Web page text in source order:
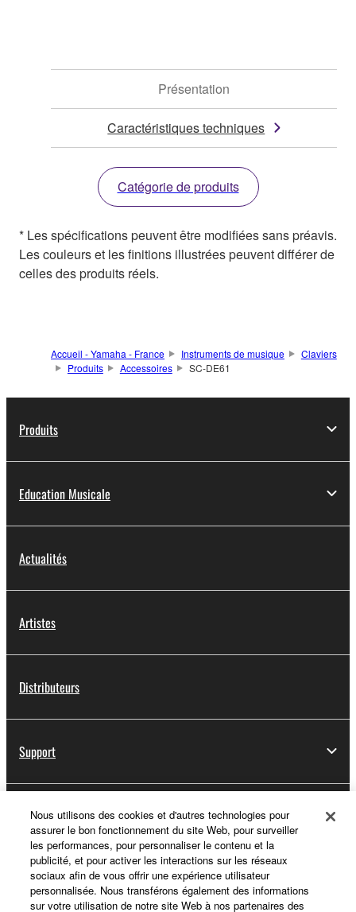
Présentation
Caractéristiques techniques
Catégorie de produits
* Les spécifications peuvent être modifiées sans préavis.
Les couleurs et les finitions illustrées peuvent différer de
celles des produits réels.
Accueil - Yamaha - France Instruments de musique
Claviers
Produits
Accessoires SC-DE61
Produits
Education Musicale
Actualités
Artistes
Distributeurs
Support
Yamaha Music ID - Enregistrement
A propos de Yamaha
Nous utilisons des cookies et d'autres technologies pour
assurer le bon fonctionnement du site Web, pour surveiller
les performances, pour personnaliser le contenu et la
publicité, et pour activer les interactions sur les réseaux
sociaux afin de vous offrir une expérience utilisateur
personnalisée. Nous transférons également des informations
sur votre utilisation de notre site Web à nos partenaires des